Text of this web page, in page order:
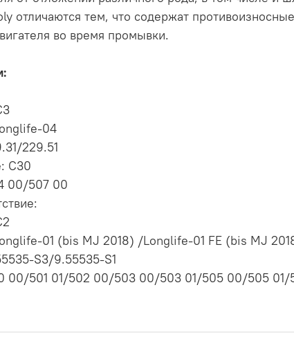
отличаются тем, что содержат
во время промывки.
04
229.51
C30
00/507 00
01 (bis MJ 2018) /Longlife-01 FE (bis MJ
S3/9.55535-S1
00/501 01/502 00/503 00/503 01/505 00/505